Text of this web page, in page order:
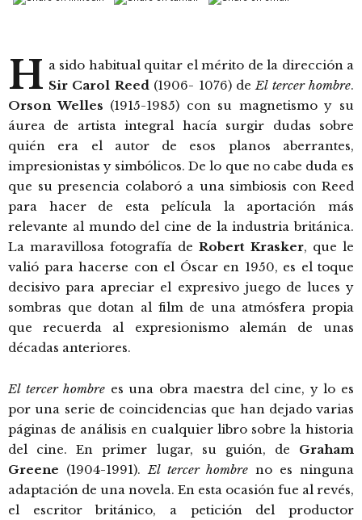
H a sido habitual quitar el mérito de la dirección a
Sir Carol Reed(1906- 1076) deEl tercer hombre.
Orson Welles (1915-1985) con su magnetismo y su
áurea de artista integral hacía surgir dudas sobre
quién era el autor de esos planos aberrantes,
impresionistas y simbólicos. De lo que no cabe duda es
que su presencia colaboró a una simbiosis con Reed
para hacer de esta película la aportación más
relevante al mundo del cine de la industria británica.
La maravillosa fotografía de Robert Krasker, que le
valió para hacerse con el Óscar en 1950, es el toque
decisivo para apreciar el expresivo juego de luces y
sombras que dotan al film de una atmósfera propia
que recuerda al expresionismo alemán de unas
décadas anteriores.
El tercer hombre es una obra maestra del cine, y lo es
por una serie de coincidencias que han dejado varias
páginas de análisis en cualquier libro sobre la historia
del cine. En primer lugar, su guión, de Graham
Greene (1904-1991).El tercer hombre no es ninguna
adaptación de una novela. En esta ocasión fue al revés,
el escritor británico, a petición del productor